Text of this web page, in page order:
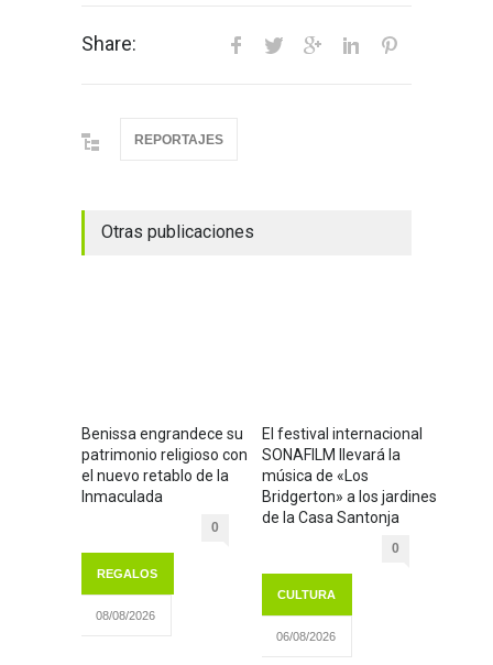
Share:
REPORTAJES
Otras publicaciones
Benissa engrandece su
patrimonio religioso con
el nuevo retablo de la
Inmaculada
0
REGALOS
08/08/2026
El festival internacional
SONAFILM llevará la
música de «Los
Bridgerton» a los jardines
de la Casa Santonja
0
CULTURA
06/08/2026